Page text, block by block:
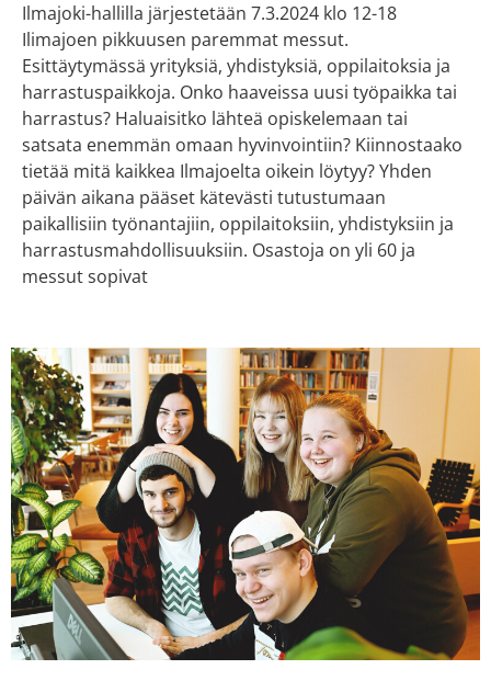
Ilmajoki-hallilla järjestetään 7.3.2024 klo 12-18
Ilimajoen pikkuusen paremmat messut.
Esittäytymässä yrityksiä, yhdistyksiä, oppilaitoksia ja
harrastuspaikkoja. Onko haaveissa uusi työpaikka tai
harrastus? Haluaisitko lähteä opiskelemaan tai
satsata enemmän omaan hyvinvointiin? Kiinnostaako
tietää mitä kaikkea Ilmajoelta oikein löytyy? Yhden
päivän aikana pääset kätevästi tutustumaan
paikallisiin työnantajiin, oppilaitoksiin, yhdistyksiin ja
harrastusmahdollisuuksiin. Osastoja on yli 60 ja
messut sopivat